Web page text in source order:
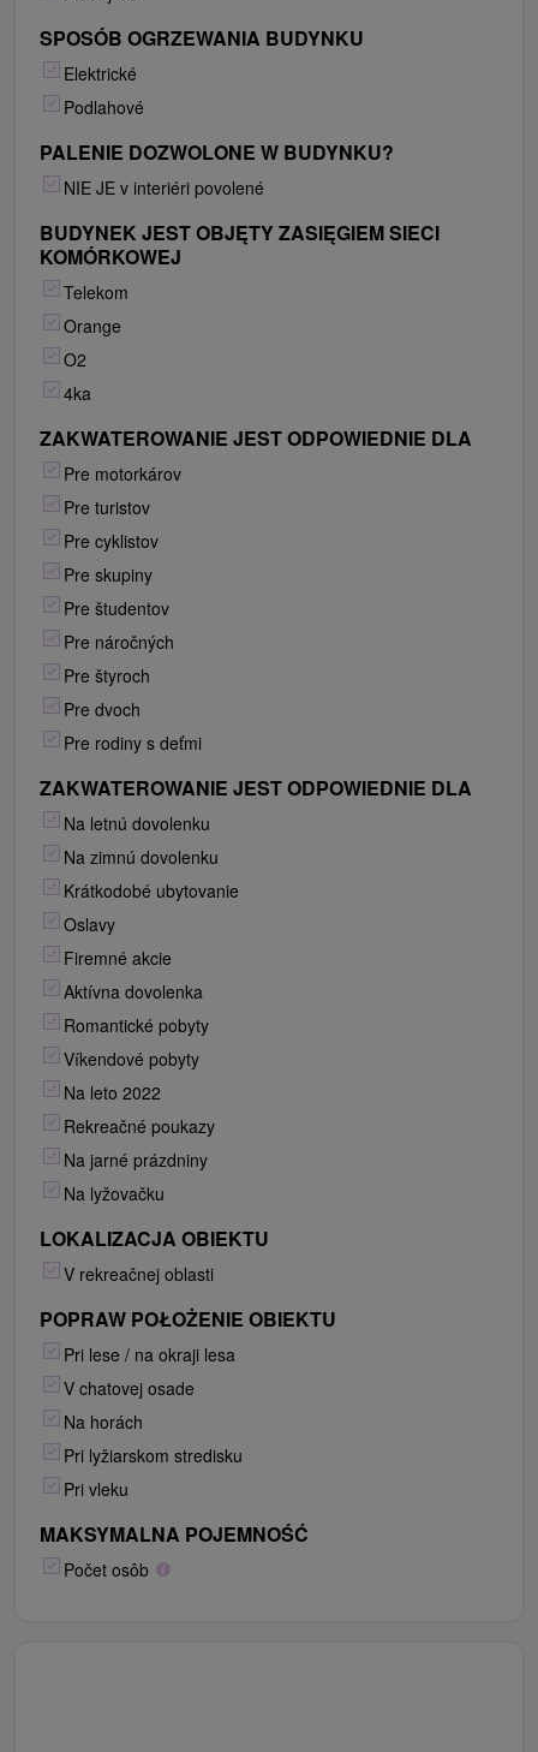
SPOSÓB OGRZEWANIA BUDYNKU
Elektrické
Podlahové
PALENIE DOZWOLONE W BUDYNKU?
NIE JE v interiéri povolené
BUDYNEK JEST OBJĘTY ZASIĘGIEM SIECI
KOMÓRKOWEJ
Telekom
Orange
O2
4ka
ZAKWATEROWANIE JEST ODPOWIEDNIE DLA
Pre motorkárov
Pre turistov
Pre cyklistov
Pre skupiny
Pre študentov
Pre náročných
Pre štyroch
Pre dvoch
Pre rodiny s deťmi
ZAKWATEROWANIE JEST ODPOWIEDNIE DLA
Na letnú dovolenku
Na zimnú dovolenku
Krátkodobé ubytovanie
Oslavy
Firemné akcie
Aktívna dovolenka
Romantické pobyty
Víkendové pobyty
Na leto 2022
Rekreačné poukazy
Na jarné prázdniny
Na lyžovačku
LOKALIZACJA OBIEKTU
V rekreačnej oblasti
POPRAW POŁOŻENIE OBIEKTU
Pri lese / na okraji lesa
V chatovej osade
Na horách
Pri lyžiarskom stredisku
Pri vleku
MAKSYMALNA POJEMNOŚĆ
Počet osôb